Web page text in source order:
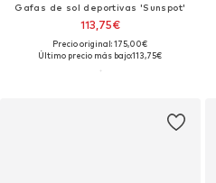
Gafas de sol deportivas 'Sunspot'
113,75€
Precio original: 175,00€
Último precio más bajo:113,75€